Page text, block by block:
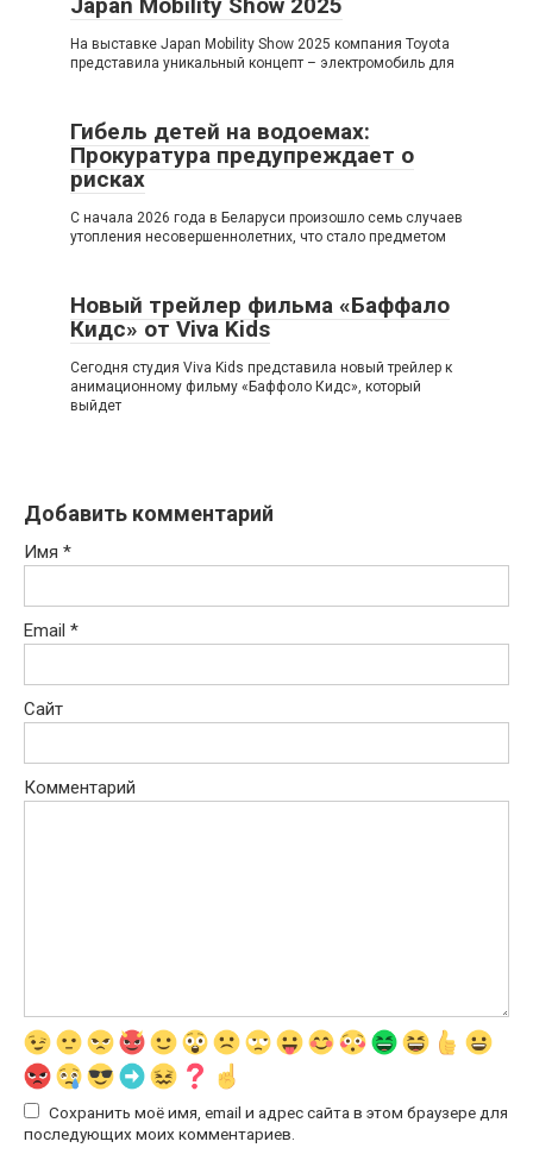
На выставке Japan Mobility Show 2025 компания Toyota
представила уникальный концепт – электромобиль для
Гибель детей на водоемах:
Прокуратура предупреждает о
рисках
С начала 2026 года в Беларуси произошло семь случаев
утопления несовершеннолетних, что стало предметом
Новый трейлер фильма «Баффало
Кидс» от Viva Kids
Сегодня студия Viva Kids представила новый трейлер к
анимационному фильму «Баффоло Кидс», который
выйдет
Добавить комментарий
Имя *
Email *
Сайт
Комментарий
Сохранить моё имя, email и адрес сайта в этом браузере для
последующих моих комментариев.